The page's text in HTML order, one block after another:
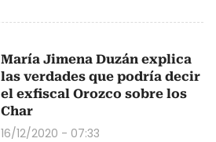
María Jimena Duzán explica
las verdades que podría decir
el exfiscal Orozco sobre los
Char
16/12/2020 - 07:33